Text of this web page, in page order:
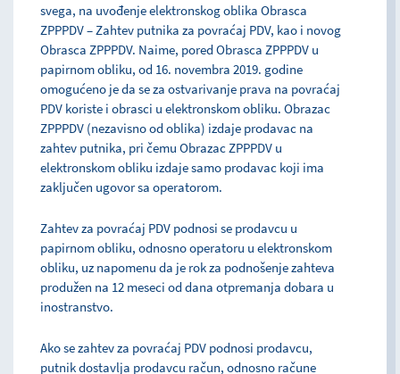
svega, na uvođenje elektronskog oblika Obrasca
ZPPPDV – Zahtev putnika za povraćaj PDV, kao i novog
Obrasca ZPPPDV. Naime, pored Obrasca ZPPPDV u
papirnom obliku, od 16. novembra 2019. godine
omogućeno je da se za ostvarivanje prava na povraćaj
PDV koriste i obrasci u elektronskom obliku. Obrazac
ZPPPDV (nezavisno od oblika) izdaje prodavac na
zahtev putnika, pri čemu Obrazac ZPPPDV u
elektronskom obliku izdaje samo prodavac koji ima
zaključen ugovor sa operatorom.
Zahtev za povraćaj PDV podnosi se prodavcu u
papirnom obliku, odnosno operatoru u elektronskom
obliku, uz napomenu da je rok za podnošenje zahteva
produžen na 12 meseci od dana otpremanja dobara u
inostranstvo.
Ako se zahtev za povraćaj PDV podnosi prodavcu,
putnik dostavlja prodavcu račun, odnosno račune